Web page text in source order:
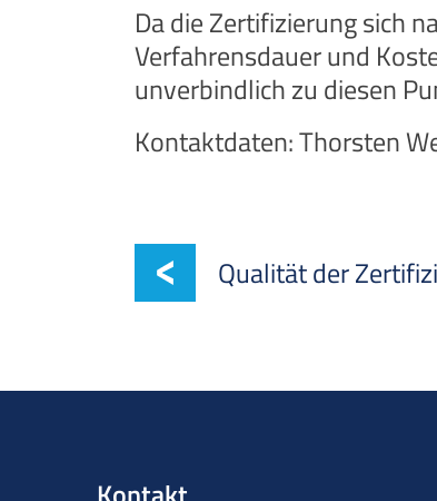
Da die Zertifizierung sich
Verfahrensdauer und
unverbindlich zu diesen
Kontaktdaten: Thorsten
Qualität der